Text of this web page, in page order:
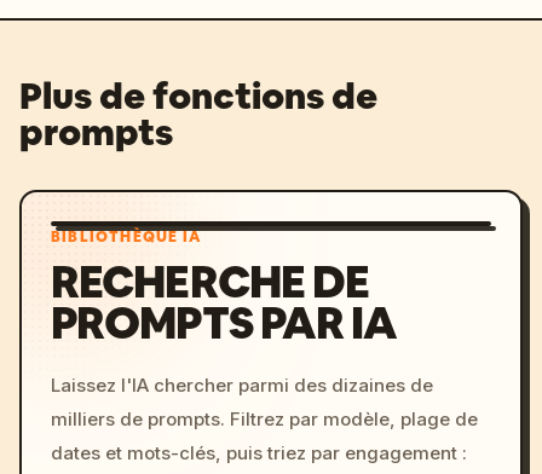
Plus de fonctions de
prompts
BIBLIOTHÈQUE IA
RECHERCHE DE
PROMPTS PAR IA
Laissez l'IA chercher parmi des dizaines de
milliers de prompts. Filtrez par modèle, plage de
dates et mots-clés, puis triez par engagement :